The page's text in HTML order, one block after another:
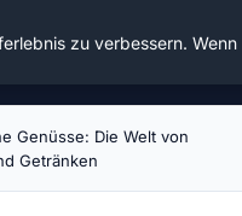
Genüsse: Die Welt von
Getränken
zu verbessern.